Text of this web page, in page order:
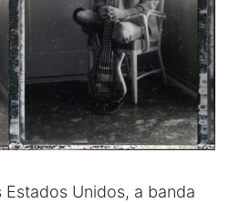
Estados Unidos, a banda